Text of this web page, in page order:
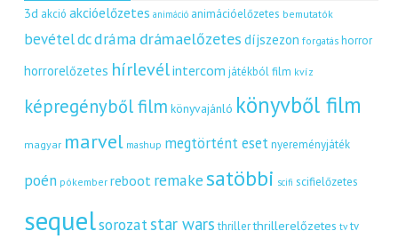
3d akció akcióelőzetes animáció animációelőzetes bemutatók
bevételdcdráma drámaelőzetes díjszezon forgatás horror
horrorelőzetes hírlevélintercom játékból film kvíz
képregényből film könyvajánló könyvből film
magyar marvel mashup megtörtént eset nyereményjáték
poén pókember reboot remakesatöbbi scifi scifielőzetes
sequelsorozatstar wars thriller thrillerelőzetes tv tv